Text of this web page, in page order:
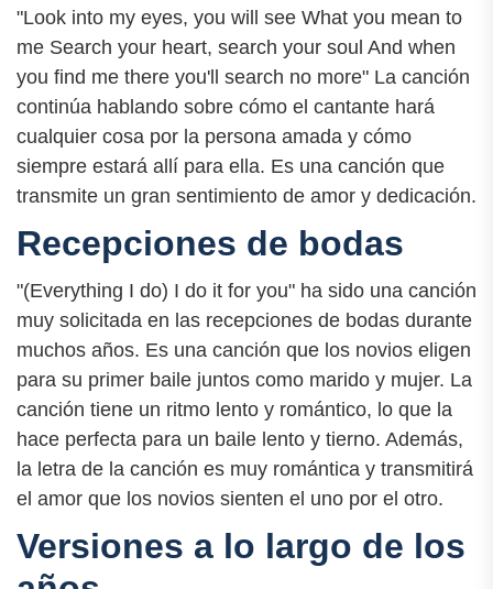
"Look into my eyes, you will see What you mean to
me Search your heart, search your soul And when
you find me there you'll search no more" La canción
continúa hablando sobre cómo el cantante hará
cualquier cosa por la persona amada y cómo
siempre estará allí para ella. Es una canción que
transmite un gran sentimiento de amor y dedicación.
Recepciones de bodas
"(Everything I do) I do it for you" ha sido una canción
muy solicitada en las recepciones de bodas durante
muchos años. Es una canción que los novios eligen
para su primer baile juntos como marido y mujer. La
canción tiene un ritmo lento y romántico, lo que la
hace perfecta para un baile lento y tierno. Además,
la letra de la canción es muy romántica y transmitirá
el amor que los novios sienten el uno por el otro.
Versiones a lo largo de los